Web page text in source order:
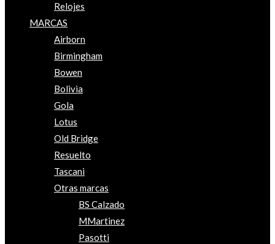
Relojes
MARCAS
Airborn
Birmingham
Bowen
Bolivia
Gola
Lotus
Old Bridge
Resuelto
Tascani
Otras marcas
BS Calzado
MMartinez
Pasotti